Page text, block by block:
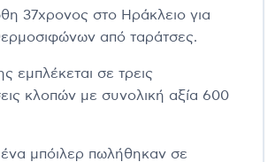
37χρονος στο Ηράκλειο για
από ταράτσες.
εμπλέκεται σε τρεις
κλοπών με συνολική αξία 600
μπόιλερ πωλήθηκαν σε